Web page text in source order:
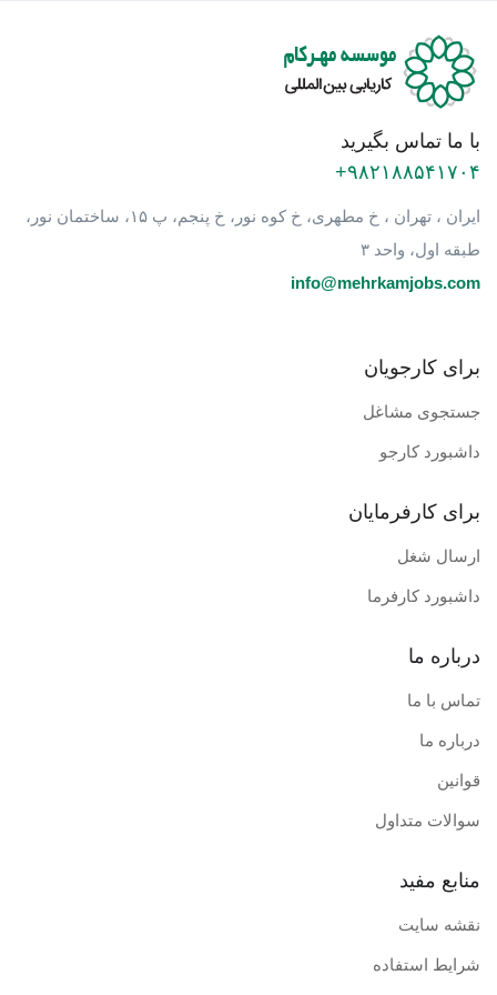
با ما تماس بگیرید
۹۸۲۱۸۸۵۴۱۷۰۴+
ایران ، تهران ، خ مطهری، خ کوه نور، خ پنجم، پ ۱۵، ساختمان نور،
طبقه اول، واحد ۳
info@mehrkamjobs.com
برای کارجویان
جستجوی مشاغل
داشبورد کارجو
برای کارفرمایان
ارسال شغل
داشبورد کارفرما
درباره ما
تماس با ما
درباره ما
قوانین
سوالات متداول
منابع مفید
نقشه سایت
شرایط استفاده